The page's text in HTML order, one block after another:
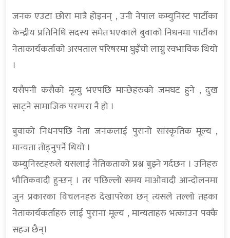
जनक एउटा छोरा मात्रै होइनन् , उनी नेपाल कम्युनिस्ट पार्टीका
केन्द्रीय प्रतिनिधि सदस्य समेत भएकाले बुवाको निधनमा पार्टीका
नेताकार्यकर्ताको अस्पताल परिषरमा घुइँचो लाग्नु स्वभाविक थियो
।
यसैपनी कसैको मृत्यु भएपछि मान्छेहरुको जमघट हुने , दुख
साट्ने सामाजिक परम्परा नै हो ।
बुवाको निधनपछि नेता जनकलाई पुरानो सांस्कृतिक मूल्य ,
मान्यता तोड्नुपर्ने थियो ।
कम्युनिस्टहरुले यसलाई नैतिकताको प्रश्न बुझ्ने गर्दछन । उनिहरु
भौतिकवादी हुन्छन् । तर पछिल्लो समय माओवादी आन्दोलनमा
जुन प्रकारका विचलनहरु देखापरेका छन् त्यसले तल्लो तहका
नेताकार्यकर्ताहरु लाई पुराना मूल्य , मान्यताहरु भत्काउन पक्कै
सहज छैन्।